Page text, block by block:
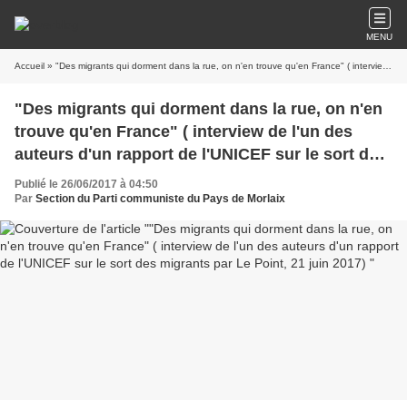
MENU
Accueil » "Des migrants qui dorment dans la rue, on n'en trouve qu'en France" ( interview de l'un des auteurs d'un rapport de l'UNICEF sur le sort des migrants par Le Point, 21 juin 2017)
"Des migrants qui dorment dans la rue, on n'en
trouve qu'en France" ( interview de l'un des
auteurs d'un rapport de l'UNICEF sur le sort des
migrants par Le Point, 21 juin 2017)
Publié le 26/06/2017 à 04:50
Par Section du Parti communiste du Pays de Morlaix